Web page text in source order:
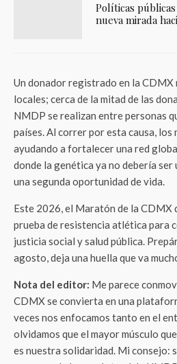
Políticas
nueva mirada
Un donador registrado en la CDMX
locales; cerca de la mitad de las
NMDP se realizan entre personas
países. Al correr por esta causa,
ayudando a fortalecer una red
donde la genética ya no debería
una segunda oportunidad de vida.
Este 2026, el Maratón de la CDMX
prueba de resistencia atlética para
justicia social y salud pública.
agosto, deja una huella que va
Nota del editor: Me parece
CDMX se convierta en una
veces nos enfocamos tanto en el
olvidamos que el mayor músculo
es nuestra solidaridad. Mi consejo: